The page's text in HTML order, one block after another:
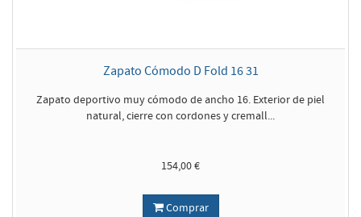
Zapato Cómodo D Fold 16 31
Zapato deportivo muy cómodo de ancho 16. Exterior de piel
natural, cierre con cordones y cremall...
154,00 €
Comprar